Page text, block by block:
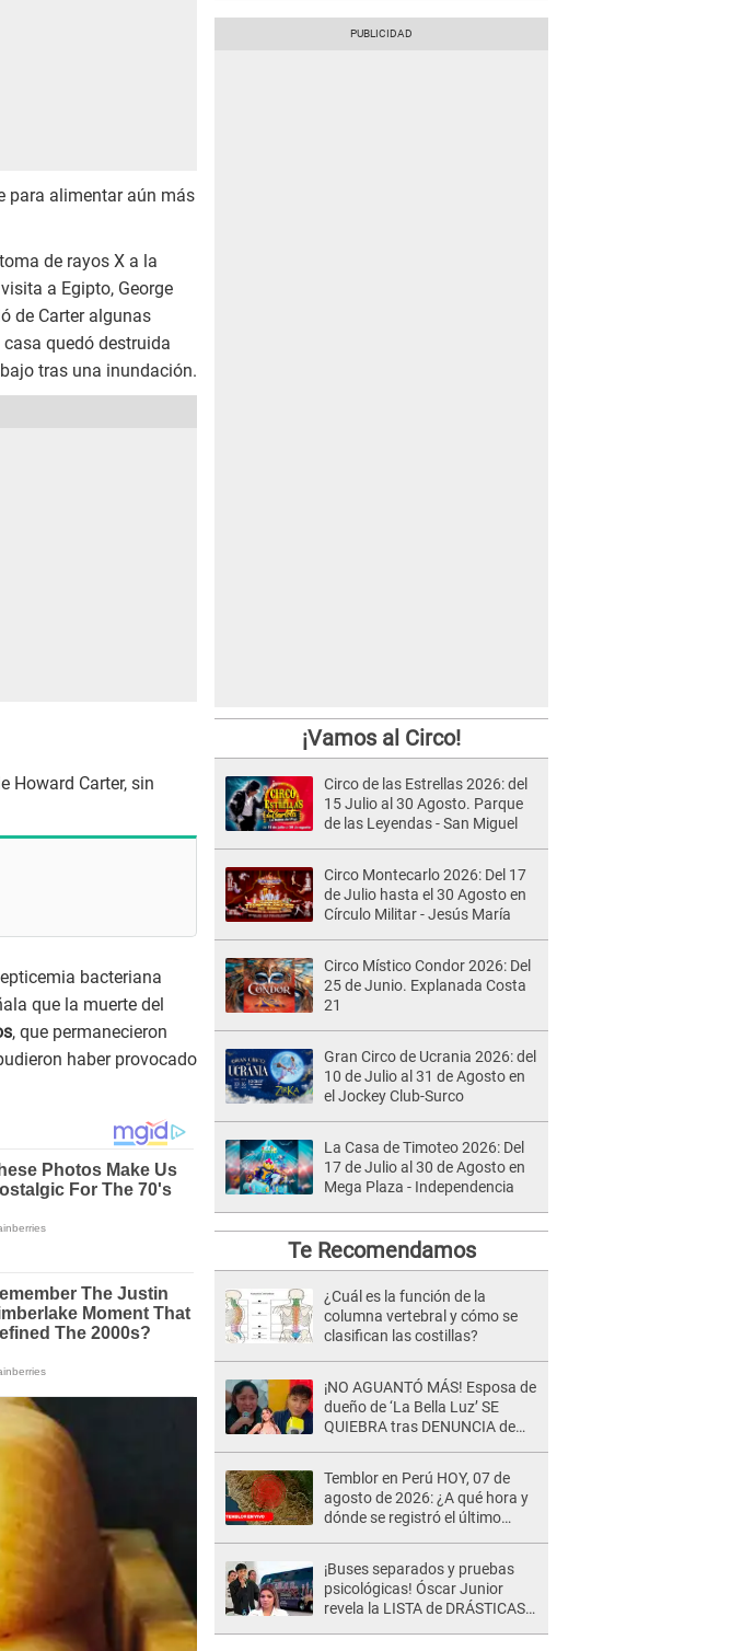
para alimentar aún más
de rayos X a la
a Egipto, George
de Carter algunas
quedó destruida
tras una inundación.
Howard Carter, sin
bacteriana
que la muerte del
, que permanecieron
haber provocado
¡Vamos al Circo!
Circo de las Estrellas 2026: del
15 Julio al 30 Agosto. Parque
de las Leyendas - San Miguel
Circo Montecarlo 2026: Del 17
de Julio hasta el 30 Agosto en
Círculo Militar - Jesús María
Circo Místico Condor 2026: Del
25 de Junio. Explanada Costa
21
Gran Circo de Ucrania 2026: del
10 de Julio al 31 de Agosto en
el Jockey Club-Surco
La Casa de Timoteo 2026: Del
17 de Julio al 30 de Agosto en
Mega Plaza - Independencia
Te Recomendamos
¿Cuál es la función de la
columna vertebral y cómo se
clasifican las costillas?
¡NO AGUANTÓ MÁS! Esposa de
dueño de ‘La Bella Luz’ SE
QUIEBRA tras DENUNCIA de
Temblor en Perú HOY, 07 de
agosto de 2026: ¿A qué hora y
dónde se registró el último
¡Buses separados y pruebas
psicológicas! Óscar Junior
revela la LISTA de DRÁSTICAS